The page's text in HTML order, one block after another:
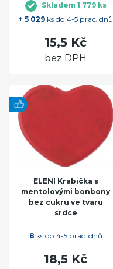
Skladem 1 779 ks
+ 5 029 ks do 4-5 prac. dnů
15,5 Kč
bez DPH
ELENI Krabička s
mentolovými bonbony
bez cukru ve tvaru
srdce
8 ks do 4-5 prac. dnů
18,5 Kč